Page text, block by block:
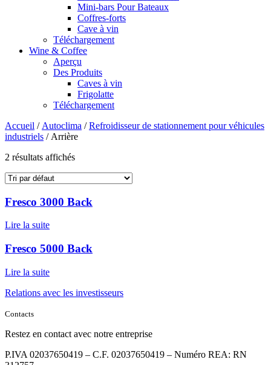
Mini-bars Pour Bateaux
Coffres-forts
Cave à vin
Téléchargement
Wine & Coffee
Aperçu
Des Produits
Caves à vin
Frigolatte
Téléchargement
Accueil / Autoclima /Refroidisseur de stationnement pour véhicules
industriels / Arrière
2 résultats affichés
Fresco 3000 Back
Lire la suite
Fresco 5000 Back
Lire la suite
Relations avec les investisseurs
Contacts
Restez en contact avec notre entreprise
P.IVA 02037650419 – C.F. 02037650419 – Numéro REA: RN